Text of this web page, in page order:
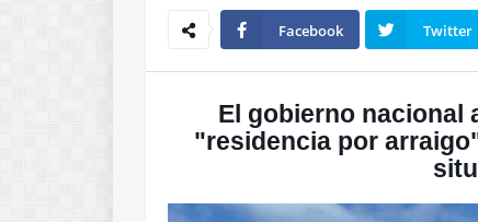
Facebook Twitter
El gobierno nacional
"residencia por